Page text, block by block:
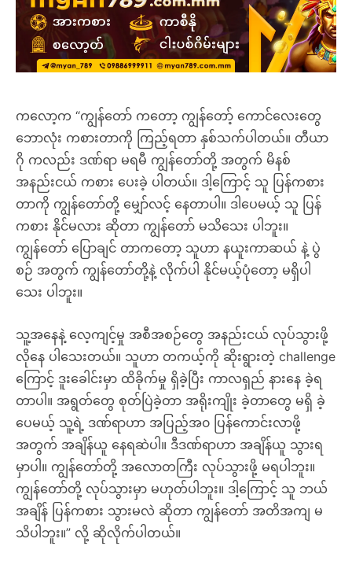
ကလော့က “ကျွန်တော် ကတော့ ကျွန်တော့် ကောင်လေးတွေ
ဘောလုံး ကစားတာကို ကြည့်ရတာ နှစ်သက်ပါတယ်။ တီယာ
ဂို ကလည်း ဒဏ်ရာ မရမီ ကျွန်တော်တို့ အတွက် မိနစ်
အနည်းငယ် ကစား ပေးခဲ့ ပါတယ်။ ဒါ့ကြောင့် သူ ပြန်ကစား
တာကို ကျွန်တော်တို့ မျှော်လင့် နေတာပါ။ ဒါပေမယ့် သူ ပြန်
ကစား နိုင်မလား ဆိုတာ ကျွန်တော် မသိသေး ပါဘူး။
ကျွန်တော် ပြောချင် တာကတော့ သူဟာ နယူးကာဆယ် နဲ့ ပွဲ
စဉ် အတွက် ကျွန်တော်တို့နဲ့ လိုက်ပါ နိုင်မယ့်ပုံတော့ မရှိပါ
သေး ပါဘူး။
သူ့အနေနဲ့ လေ့ကျင့်မှု အစီအစဉ်တွေ အနည်းငယ် လုပ်သွားဖို့
လိုနေ ပါသေးတယ်။ သူဟာ တကယ့်ကို ဆိုးရွားတဲ့ challenge
ကြောင့် ဒူးခေါင်းမှာ ထိခိုက်မှု ရှိခဲ့ပြီး ကာလရှည် နားနေ ခဲ့ရ
တာပါ။ အရွတ်တွေ စုတ်ပြဲခဲ့တာ အရိုးကျိုး ခဲ့တာတွေ မရှိ ခဲ့
ပေမယ့် သူ့ရဲ့ ဒဏ်ရာဟာ အပြည့်အ၀ ပြန်ကောင်းလာဖို့
အတွက် အချိန်ယူ နေရဆဲပါ။ ဒီဒဏ်ရာဟာ အချိန်ယူ သွားရ
မှာပါ။ ကျွန်တော်တို့ အလောတကြီး လုပ်သွားဖို့ မရပါဘူး။
ကျွန်တော်တို့ လုပ်သွားမှာ မဟုတ်ပါဘူး။ ဒါ့ကြောင့် သူ ဘယ်
အချိန် ပြန်ကစား သွားမလဲ ဆိုတာ ကျွန်တော် အတိအကျ မ
သိပါဘူး။” လို့ ဆိုလိုက်ပါတယ်။